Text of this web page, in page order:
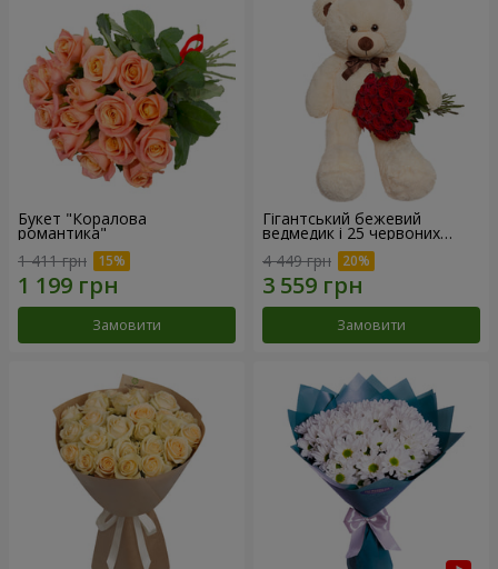
Букет "Коралова
романтика"
1 411 грн
Замовити
Гігантський бежевий
ведмедик і 25 червоних
троянд
4 449 грн
Замовити